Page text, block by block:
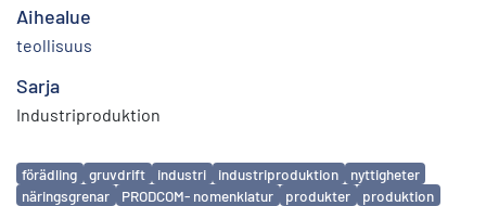
Aihealue
teollisuus
Sarja
Industriproduktion
Avainsanat
förädling gruvdrift industri industriproduktion
nyttigheter
näringsgrenar
PRODCOM- nomenklatur produkter
produktion